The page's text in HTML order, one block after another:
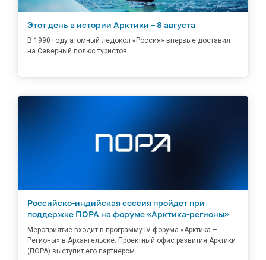
Этот день в истории Арктики – 8 августа
В 1990 году атомный ледокол «Россия» впервые доставил
на Северный полюс туристов
Российско-индийская сессия пройдет при
поддержке ПОРА на форуме «Арктика-регионы»
Мероприятие входит в программу IV форума «Арктика –
Регионы» в Архангельске. Проектный офис развития Арктики
(ПОРА) выступит его партнером.